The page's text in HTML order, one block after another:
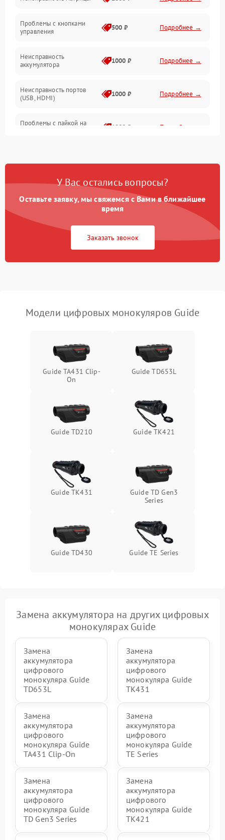
Механические повреждения
Проблемы с кнопками
управления
500 ₽ Подробнее →
Неисправность
аккумулятора
1000 ₽ Подробнее →
Неисправность портов
(USB, HDMI)
1000 ₽ Подробнее →
Проблемы с пайкой на
1000 ₽ Подробнее →
процессора
Повреждение внутренних
проводов
500 ₽
Неисправность Wi-
Fi/Bluetooth модуля
1500 ₽
изображения
Проблемы с заземлением Подробнее →
Повреждение печатной
Неисправность кнопок
Подробнее →
У Вас остались вопросы?
Оставьте заявку, мы свяжемся с Вами в ближайшее
время
Заказать звонок
Модели цифровых монокуляров Guide
Guide TA431 Clip-
On
Guide TD653L
Guide TD210 Guide TK421
Guide TK431
Guide TD Gen3
Series
Guide TD430 Guide TE Series
Замена аккумулятора на других цифровых
монокулярах Guide
Замена
аккумулятора
цифрового
монокуляра Guide
TD653L
Замена
аккумулятора
цифрового
монокуляра Guide
TK431
Замена
аккумулятора
цифрового
монокуляра Guide
TA431 Clip-On
Замена
аккумулятора
цифрового
монокуляра Guide
TE Series
Замена
аккумулятора
цифрового
монокуляра Guide
TD Gen3 Series
Замена
аккумулятора
цифрового
монокуляра Guide
TK421